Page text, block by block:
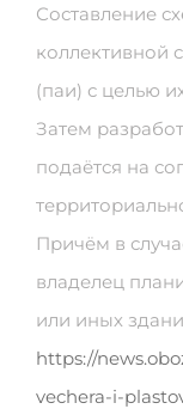
Составление
коллективной
(паи) с целью
Затем
подаётся на
Причём в
владелец
или иных
https://
vechera-i-